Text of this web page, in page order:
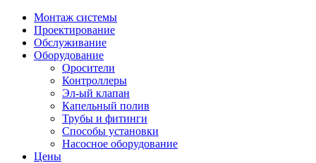
Монтаж системы
Проектирование
Обслуживание
Оборудование
Оросители
Контроллеры
Эл-ый клапан
Капельный полив
Трубы и фитинги
Способы установки
Насосное оборудование
Цены